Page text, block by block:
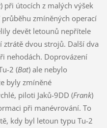
) při útocích z malých výšek
zmíněných operací
devět letounů nepřítele
dvou strojů. Další dva
nehodách. Doprovázení
2 (Bat) ale nebylo
byly zmíněné
piloti Jaků-9DD (Frank)
při manévrování. To
kdy byl letoun typu Tu-2